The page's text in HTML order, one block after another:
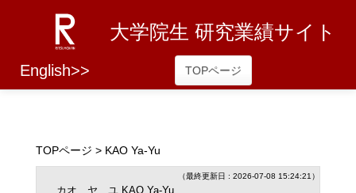
大学院生 研究業績サイト
English>> TOPページ
TOPページ > KAO Ya-Yu
（最終更新日 : 2026-07-08 15:24:21）
カオ ヤ ユ KAO Ya-Yu